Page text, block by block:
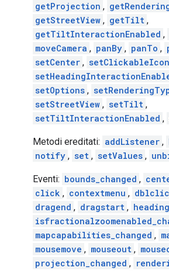
getProjection ,
getStreetView , getTilt ,
getTiltInteractionEnabled ,
moveCamera , panBy , panTo ,
setCenter ,
setOptions ,
setStreetView , setTilt ,
setTiltInteractionEnabled ,
Metodi ereditati: addListener ,
notify , set , setValues ,
Eventi: bounds_changed ,
click , contextmenu ,
dragend , dragstart ,
mapcapabilities_changed ,
mousemove , mouseout ,
projection_changed ,